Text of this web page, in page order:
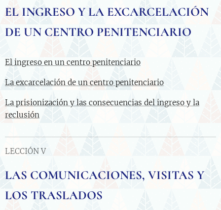
EL INGRESO Y LA EXCARCELACIÓN
DE UN CENTRO PENITENCIARIO
El ingreso en un centro penitenciario
La excarcelación de un centro penitenciario
La prisionización y las consecuencias del ingreso y la
reclusión
LECCIÓN V
LAS COMUNICACIONES, VISITAS Y
LOS TRASLADOS